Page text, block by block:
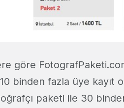
göre
binden fazla üye kayıt
paketi ile 30